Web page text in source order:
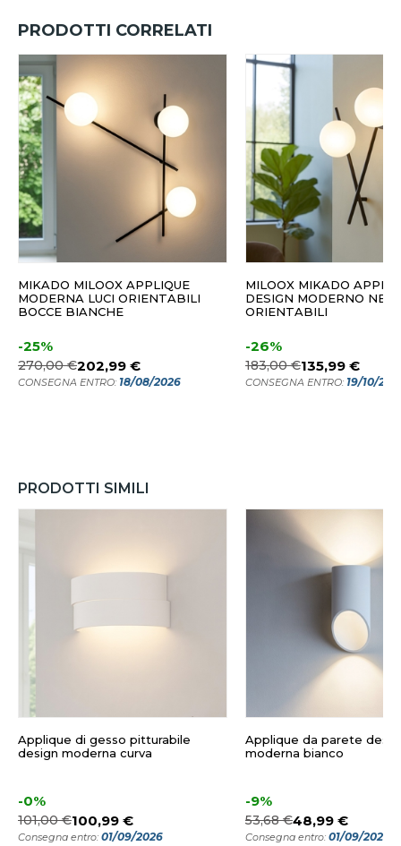
PRODOTTI CORRELATI
MIKADO MILOOX APPLIQUE
MODERNA LUCI ORIENTABILI
BOCCE BIANCHE
-25%
270,00 €202,99 €
CONSEGNA ENTRO: 18/08/2026
MILOOX MIKADO
DESIGN MODERNO
ORIENTABILI
-26%
183,00 €135,99 €
CONSEGNA ENTRO: 19/10/
PRODOTTI SIMILI
Applique di gesso pitturabile
design moderna curva
-0%
101,00 €100,99 €
Consegna entro: 01/09/2026
Applique da parete
moderna bianco
-9%
53,68 €48,99 €
Consegna entro: 01/09/2026